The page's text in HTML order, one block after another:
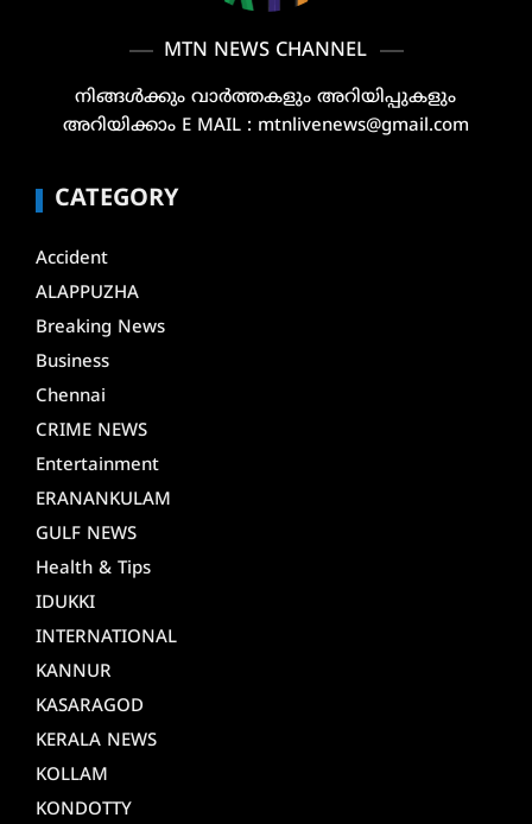
MTN NEWS CHANNEL
നിങ്ങൾക്കും വാർത്തകളും അറിയിപ്പുകളും
അറിയിക്കാം E MAIL : mtnlivenews@gmail.com
CATEGORY
Accident
ALAPPUZHA
Breaking News
Business
Chennai
CRIME NEWS
Entertainment
ERANANKULAM
GULF NEWS
Health & Tips
IDUKKI
INTERNATIONAL
KANNUR
KASARAGOD
KERALA NEWS
KOLLAM
KONDOTTY